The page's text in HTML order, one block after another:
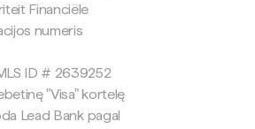
Financiële
numeris
ID # 2639252
"Visa" kortelę
Lead Bank pagal